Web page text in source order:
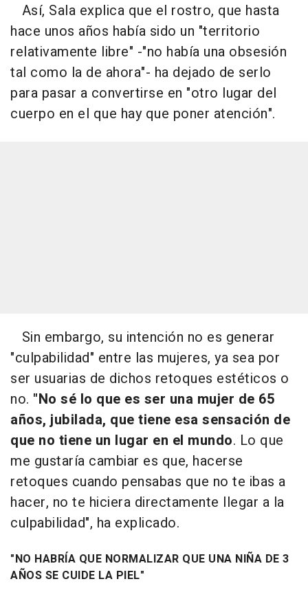
Así, Sala explica que el rostro, que hasta
hace unos años había sido un "territorio
relativamente libre" -"no había una obsesión
tal como la de ahora"- ha dejado de serlo
para pasar a convertirse en "otro lugar del
cuerpo en el que hay que poner atención".
Sin embargo, su intención no es generar
"culpabilidad" entre las mujeres, ya sea por
ser usuarias de dichos retoques estéticos o
no. "No sé lo que es ser una mujer de 65
años, jubilada, que tiene esa sensación de
que no tiene un lugar en el mundo. Lo que
me gustaría cambiar es que, hacerse
retoques cuando pensabas que no te ibas a
hacer, no te hiciera directamente llegar a la
culpabilidad", ha explicado.
"NO HABRÍA QUE NORMALIZAR QUE UNA NIÑA DE 3
AÑOS SE CUIDE LA PIEL"